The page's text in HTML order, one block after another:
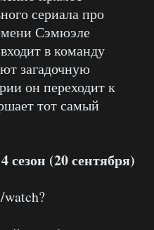
сериала про
Сэмюэле
в команду
загадочную
он переходит к
тот самый
(20 сентября)